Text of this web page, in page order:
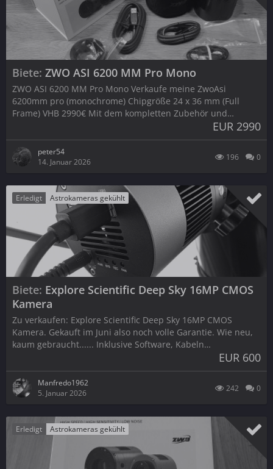
Biete ZWO ASI 6200 MM Pro Mono
ZWO ASI 6200 MM Pro Mono Verkaufe meine ZwoAsi
6200mm pro (monochrome) Chipgröße 24 x 36 mm (Full
Frame) VHB 2990€ Mit dem kompletten Zubehör und…
EUR 2990
peter54
14. Januar 2026
196 0
Erledigt Astrokameras gekühlt
Biete Explore Scientific Deep Sky 16MP CMOS
Kamera
Zu verkaufen: Explore Scientific Deep Sky 16MP CMOS
Kamera. Gekauft im Juni also noch volle Garantie. Wie neu,
kaum gebraucht...... Inklusive Software, Kabeln…
EUR 600
Manfredo1962
5. Januar 2026
242 0
Erledigt Astrokameras gekühlt